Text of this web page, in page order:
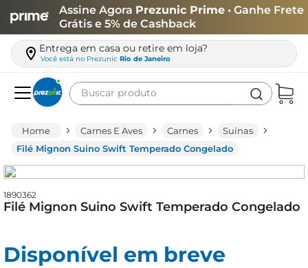
Assine Agora Prezunic Prime • Ganhe Frete
Grátis e 5% de Cashback
Entrega em casa ou retire em loja?
Você está no Prezunic Rio de Janeiro
Buscar produto
Carnes E Aves Carnes
Suínas
Filé Mignon Suino Swift Temperado Congelado
1890362
Filé Mignon Suino Swift Temperado Congelado
Disponível em breve
leite
queijo
azeite